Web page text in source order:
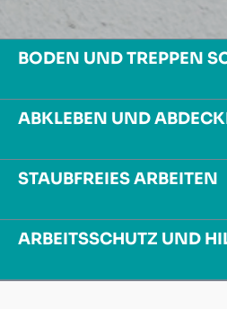
BODEN UND TREPPEN
ABKLEBEN UND
STAUBFREIES ARBEITEN
ARBEITSSCHUTZ UND